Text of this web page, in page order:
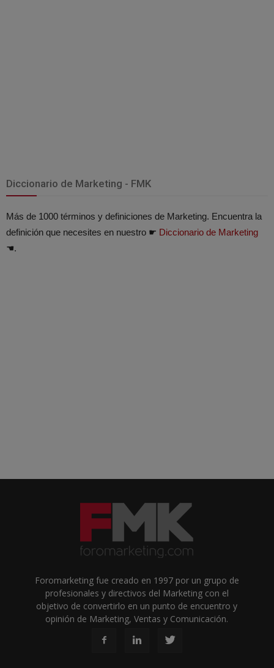
Diccionario de Marketing - FMK
Más de 1000 términos y definiciones de Marketing. Encuentra la
definición que necesites en nuestro ☛ Diccionario de Marketing
☚.
Foromarketing fue creado en 1997 por un grupo de
profesionales y directivos del Marketing con el
objetivo de convertirlo en un punto de encuentro y
opinión de Marketing, Ventas y Comunicación.